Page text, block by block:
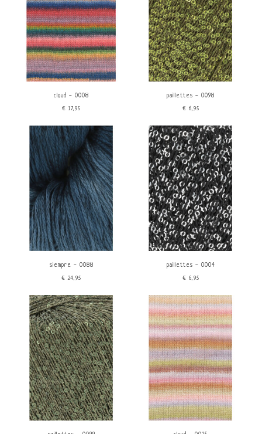
cloud - 0008
€17,95
paillettes - 0098
€6,95
siempre - 0088
€24,95
paillettes - 0004
€6,95